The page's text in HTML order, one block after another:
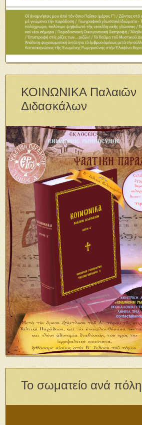
ΚΟΙΝΩΝΙΚΑ Παλαιῶν
Διδασκάλων
Το σωματείο ανά πόλη